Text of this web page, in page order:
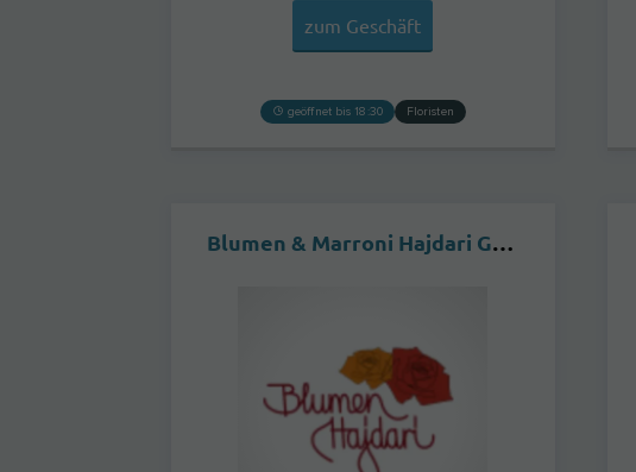
zum Geschäft
geöffnet bis 18:30 Floristen
Blumen & Marroni Hajdari GmbH